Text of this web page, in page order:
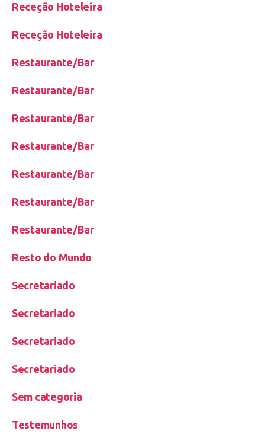
Receção Hoteleira
Receção Hoteleira
Restaurante/Bar
Restaurante/Bar
Restaurante/Bar
Restaurante/Bar
Restaurante/Bar
Restaurante/Bar
Restaurante/Bar
Resto do Mundo
Secretariado
Secretariado
Secretariado
Secretariado
Sem categoria
Testemunhos